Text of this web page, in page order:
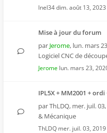
lnel34dim. août 13,
Mise à jour du forum
par Jerome, lun. mars
Logiciel CNC de
Jerome lun. mars 23,
IPL5X + MM2001 + ordi
parThLDQ, mer. juil.
& Mécanique
ThLDQ mer. juil. 03,